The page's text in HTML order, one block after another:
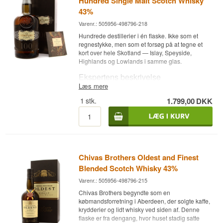
dele fungerer fint.
43%
Varenr.: 505956-498796-218
Hundrede destillerier i én flaske. Ikke som et
regnestykke, men som et forsøg på at tegne et
kort over hele Skotland — Islay, Speyside,
Highlands og Lowlands i samme glas.
Ekspertens beskrivelse
Scotch Whisky sammensat af 100 skotske single
malts og aftappet ved 43 % i en 75 cl flaske.
Tanken bag var enkel og ret vovet: at samle så
som sådan. Flasken indeholder ingen
grainwhisky, hvilket adskiller den fra husets
almindelige blends. Aftapningen er for længst
udgået, og både 75 cl formatet og de 43 % hører
til en tidligere epoke.
Smagsnoter
Læs mere
1 stk. 1.799,00DKK
Chivas Brothers Oldest and Finest
Blended Scotch Whisky 43%
Varenr.: 505956-498796-215
Chivas Brothers begyndte som en
købmandsforretning i Aberdeen, der solgte kaffe,
krydderier og lidt whisky ved siden af. Denne
flaske er fra dengang, hvor huset stadig satte